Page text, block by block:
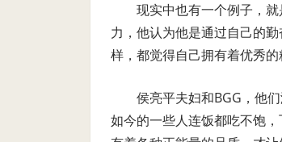
现实中也有一个例子，就
力，他认为他是通过自己的
样，都觉得自己拥有着优秀的
侯亮平夫妇和BGG ，他
如今的一些人连饭都吃不饱